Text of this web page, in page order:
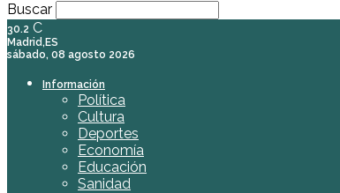
Buscar
30.2 C
Madrid,ES
sábado, 08 agosto 2026
Información
Política
Cultura
Deportes
Economía
Educación
Sanidad